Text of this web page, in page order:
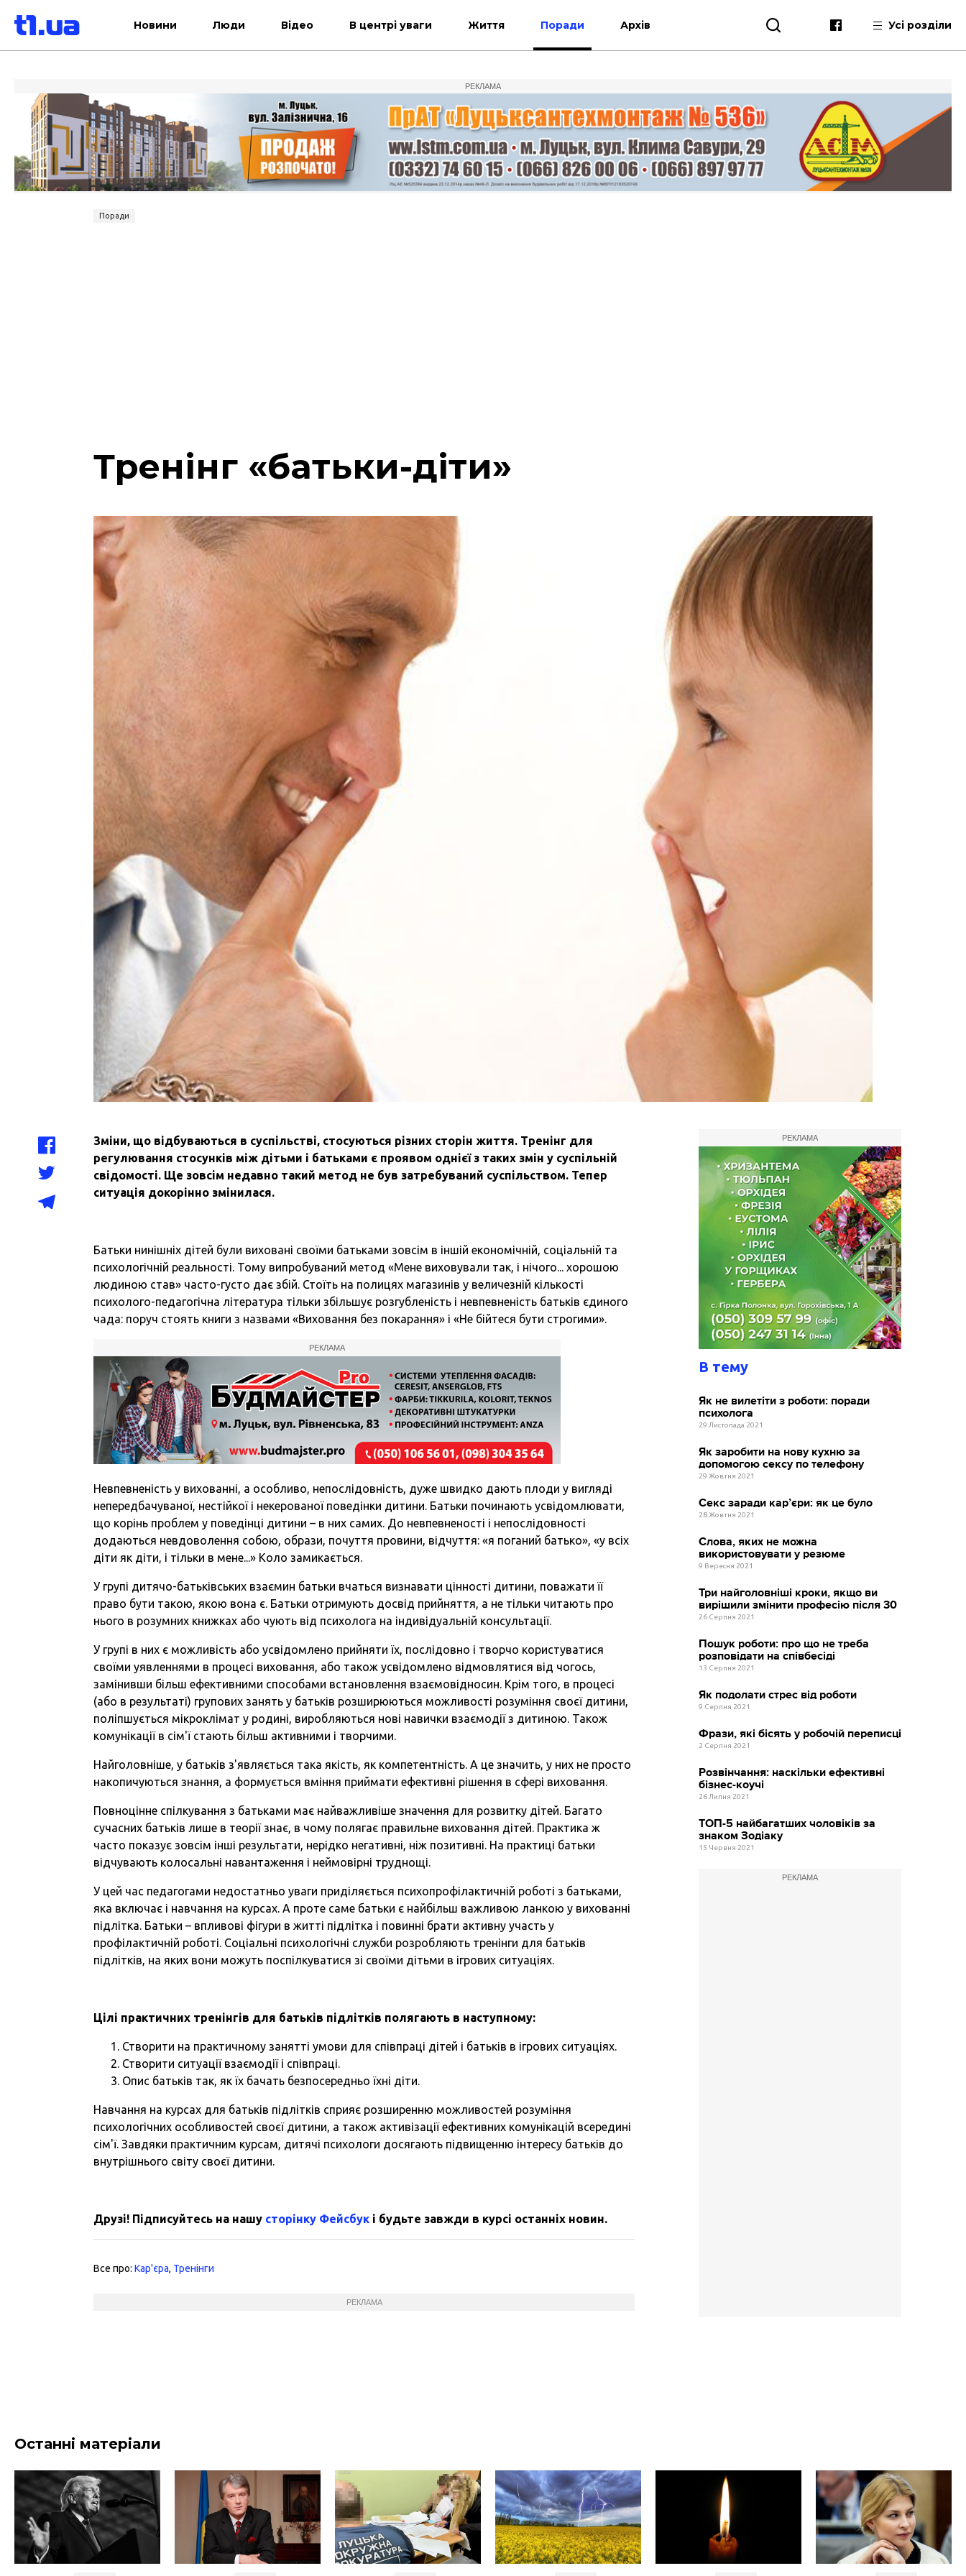
Новини Люди Відео В центрі уваги Життя Поради Архів Усі розділи
РЕКЛАМА
Поради
Тренінг «батьки-діти»
Зміни, що відбуваються в суспільстві, стосуються різних сторін життя. Тренінг для
регулювання стосунків між дітьми і батьками є проявом однієї з таких змін у суспільній
свідомості. Ще зовсім недавно такий метод не був затребуваний суспільством. Тепер
ситуація докорінно змінилася.
Батьки нинішніх дітей були виховані своїми батьками зовсім в іншій економічній, соціальній та
психологічній реальності. Тому випробуваний метод «Мене виховували так, і нічого... хорошою
людиною став» часто-густо дає збій. Стоїть на полицях магазинів у величезній кількості
психолого-педагогічна література тільки збільшує розгубленість і невпевненість батьків єдиного
чада: поруч стоять книги з назвами «Виховання без покарання» і «Не бійтеся бути строгими».
РЕКЛАМА
Невпевненість у вихованні, а особливо, непослідовність, дуже швидко дають плоди у вигляді
непередбачуваної, нестійкої і некерованої поведінки дитини. Батьки починають усвідомлювати,
що корінь проблем у поведінці дитини – в них самих. До невпевненості і непослідовності
додаються невдоволення собою, образи, почуття провини, відчуття: «я поганий батько», «у всіх
діти як діти, і тільки в мене...» Коло замикається.
У групі дитячо-батьківських взаємин батьки вчаться визнавати цінності дитини, поважати її
право бути такою, якою вона є. Батьки отримують досвід прийняття, а не тільки читають про
нього в розумних книжках або чують від психолога на індивідуальній консультації.
У групі в них є можливість або усвідомлено прийняти їх, послідовно і творчо користуватися
своїми уявленнями в процесі виховання, або також усвідомлено відмовлятися від чогось,
замінивши більш ефективними способами встановлення взаємовідносин. Крім того, в процесі
(або в результаті) групових занять у батьків розширюються можливості розуміння своєї дитини,
поліпшується мікроклімат у родині, виробляються нові навички взаємодії з дитиною. Також
комунікації в сім'ї стають більш активними і творчими.
Найголовніше, у батьків з'являється така якість, як компетентність. А це значить, у них не просто
накопичуються знання, а формується вміння приймати ефективні рішення в сфері виховання.
Повноцінне спілкування з батьками має найважливіше значення для розвитку дітей. Багато
сучасних батьків лише в теорії знає, в чому полягає правильне виховання дітей. Практика ж
часто показує зовсім інші результати, нерідко негативні, ніж позитивні. На практиці батьки
відчувають колосальні навантаження і неймовірні труднощі.
У цей час педагогами недостатньо уваги приділяється психопрофілактичній роботі з батьками,
яка включає і навчання на курсах. А проте саме батьки є найбільш важливою ланкою у вихованні
підлітка. Батьки – впливові фігури в житті підлітка і повинні брати активну участь у
профілактичній роботі. Соціальні психологічні служби розробляють тренінги для батьків
підлітків, на яких вони можуть поспілкуватися зі своїми дітьми в ігрових ситуаціях.
Цілі практичних тренінгів для батьків підлітків полягають в наступному:
Створити на практичному занятті умови для співпраці дітей і батьків в ігрових ситуаціях.
Створити ситуації взаємодії і співпраці.
Опис батьків так, як їх бачать безпосередньо їхні діти.
Навчання на курсах для батьків підлітків сприяє розширенню можливостей розуміння
психологічних особливостей своєї дитини, а також активізації ефективних комунікацій всередині
сім'ї. Завдяки практичним курсам, дитячі психологи досягають підвищенню інтересу батьків до
внутрішнього світу своєї дитини.
Друзі! Підписуйтесь на нашу сторінку Фейсбук і будьте завжди в курсі останніх новин.
Все про:Кар'єра, Тренінги
РЕКЛАМА
РЕКЛАМА
В тему
Як не вилетіти з роботи: поради
психолога
29 Листопада 2021
Як заробити на нову кухню за
допомогою сексу по телефону
29 Жовтня 2021
Секс заради кар’єри: як це було
28 Жовтня 2021
Слова, яких не можна
використовувати у резюме
9 Вересня 2021
Три найголовніші кроки, якщо ви
вирішили змінити професію після 30
26 Серпня 2021
Пошук роботи: про що не треба
розповідати на співбесіді
13 Серпня 2021
Як подолати стрес від роботи
9 Серпня 2021
Фрази, які бісять у робочій переписці
2 Серпня 2021
Розвінчання: наскільки ефективні
бізнес-коучі
26 Липня 2021
ТОП-5 найбагатших чоловіків за
знаком Зодіаку
15 Червня 2021
РЕКЛАМА
Останні матеріали